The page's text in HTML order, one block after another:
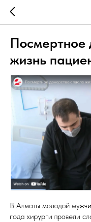
Посмертное
жизнь
В Алматы молодой
года хирурги провели